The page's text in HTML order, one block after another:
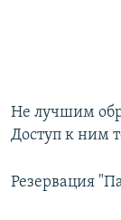
Не лучшим
Доступ к ним
Резервация